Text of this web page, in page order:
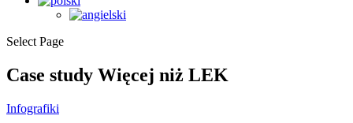
Select Page
Case study Więcej niż LEK
Infografiki